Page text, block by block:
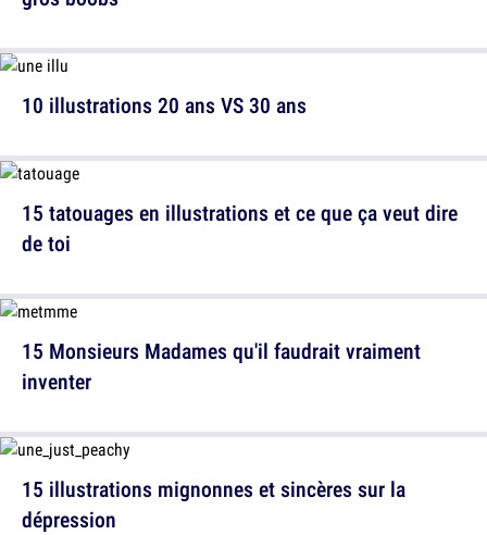
15 tatouages en illustrations et ce que ça veut dire
de toi
15 illustrations mignonnes et sincères sur la
dépression
10 illustrations 20 ans VS 30 ans
15 Monsieurs Madames qu'il faudrait vraiment
inventer